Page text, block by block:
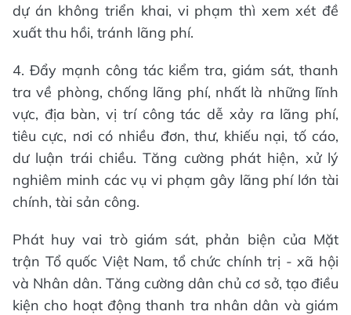
dự án không triển khai, vi phạm thì xem xét đề
xuất thu hồi, tránh lãng phí.
4. Đẩy mạnh công tác kiểm tra, giám sát, thanh
tra về phòng, chống lãng phí, nhất là những lĩnh
vực, địa bàn, vị trí công tác dễ xảy ra lãng phí,
tiêu cực, nơi có nhiều đơn, thư, khiếu nại, tố cáo,
dư luận trái chiều. Tăng cường phát hiện, xử lý
nghiêm minh các vụ vi phạm gây lãng phí lớn tài
chính, tài sản công.
Phát huy vai trò giám sát, phản biện của Mặt
trận Tổ quốc Việt Nam, tổ chức chính trị - xã hội
và Nhân dân. Tăng cường dân chủ cơ sở, tạo điều
kiện cho hoạt động thanh tra nhân dân và giám